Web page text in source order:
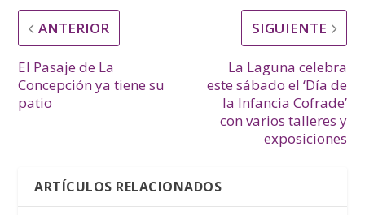
ANTERIOR
El Pasaje de La
Concepción ya tiene su
patio
SIGUIENTE
La Laguna celebra
este sábado el ‘Día de
la Infancia Cofrade’
con varios talleres y
exposiciones
ARTÍCULOS RELACIONADOS